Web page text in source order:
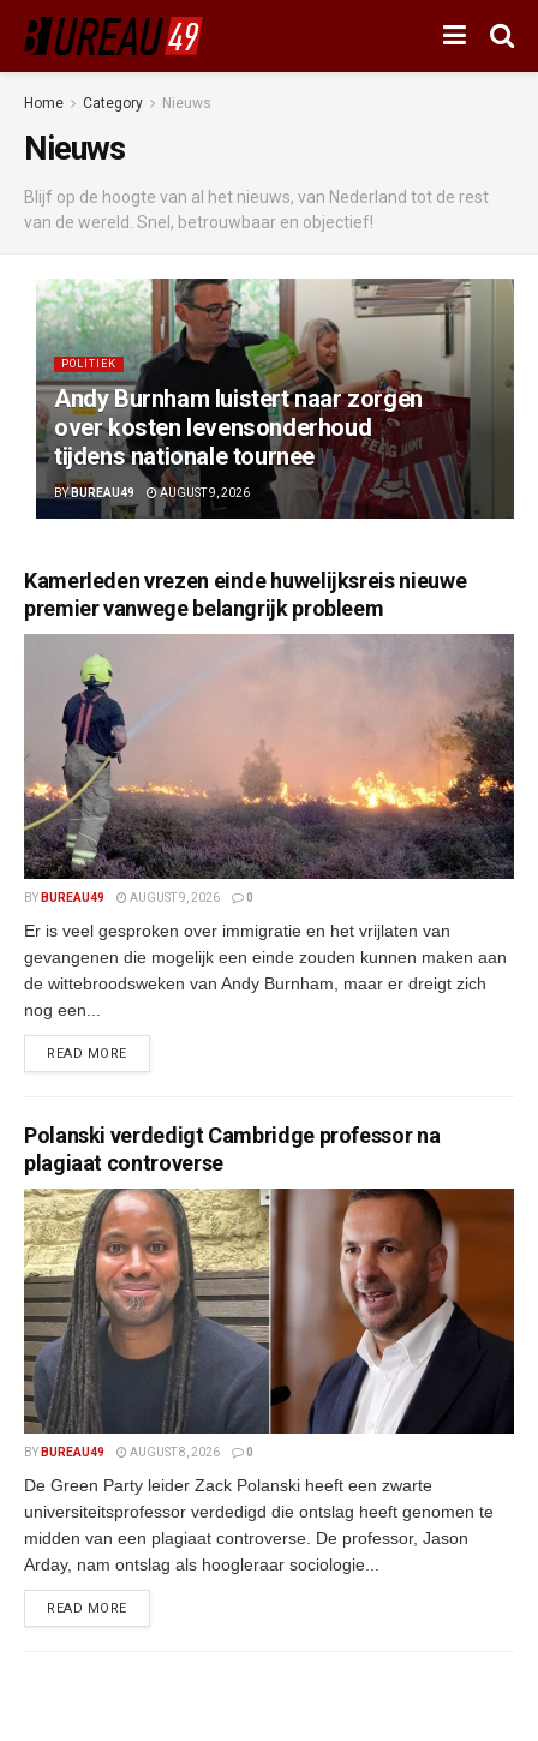
Home Category Nieuws
Nieuws
Blijf op de hoogte van al het nieuws, van Nederland tot de rest
van de wereld. Snel, betrouwbaar en objectief!
POLITIEK
Andy Burnham luistert naar zorgen
over kosten levensonderhoud
tijdens nationale tournee
BY BUREAU49 AUGUST 9, 2026
Kamerleden vrezen einde huwelijksreis nieuwe
premier vanwege belangrijk probleem
BY BUREAU49 AUGUST 9, 2026 0
Er is veel gesproken over immigratie en het vrijlaten van
gevangenen die mogelijk een einde zouden kunnen maken aan
de wittebroodsweken van Andy Burnham, maar er dreigt zich
nog een...
READ MORE
Polanski verdedigt Cambridge professor na
plagiaat controverse
BY BUREAU49 AUGUST 8, 2026 0
De Green Party leider Zack Polanski heeft een zwarte
universiteitsprofessor verdedigd die ontslag heeft genomen te
midden van een plagiaat controverse. De professor, Jason
Arday, nam ontslag als hoogleraar sociologie...
READ MORE